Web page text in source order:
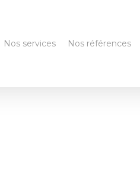
Nos services Nos références